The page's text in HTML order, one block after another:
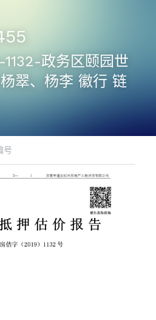
政务区颐园世
翠、杨李 徽行 链
号